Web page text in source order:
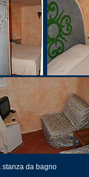
stanza da bagno